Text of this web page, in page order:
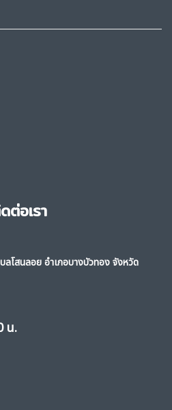
ต่อเรา
โสนลอย อำเภอบางบัวทอง จังหวัด
น.